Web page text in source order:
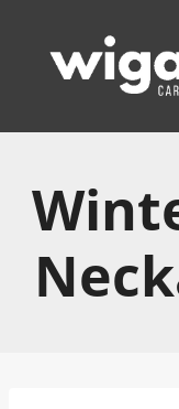
Inhalt
springen